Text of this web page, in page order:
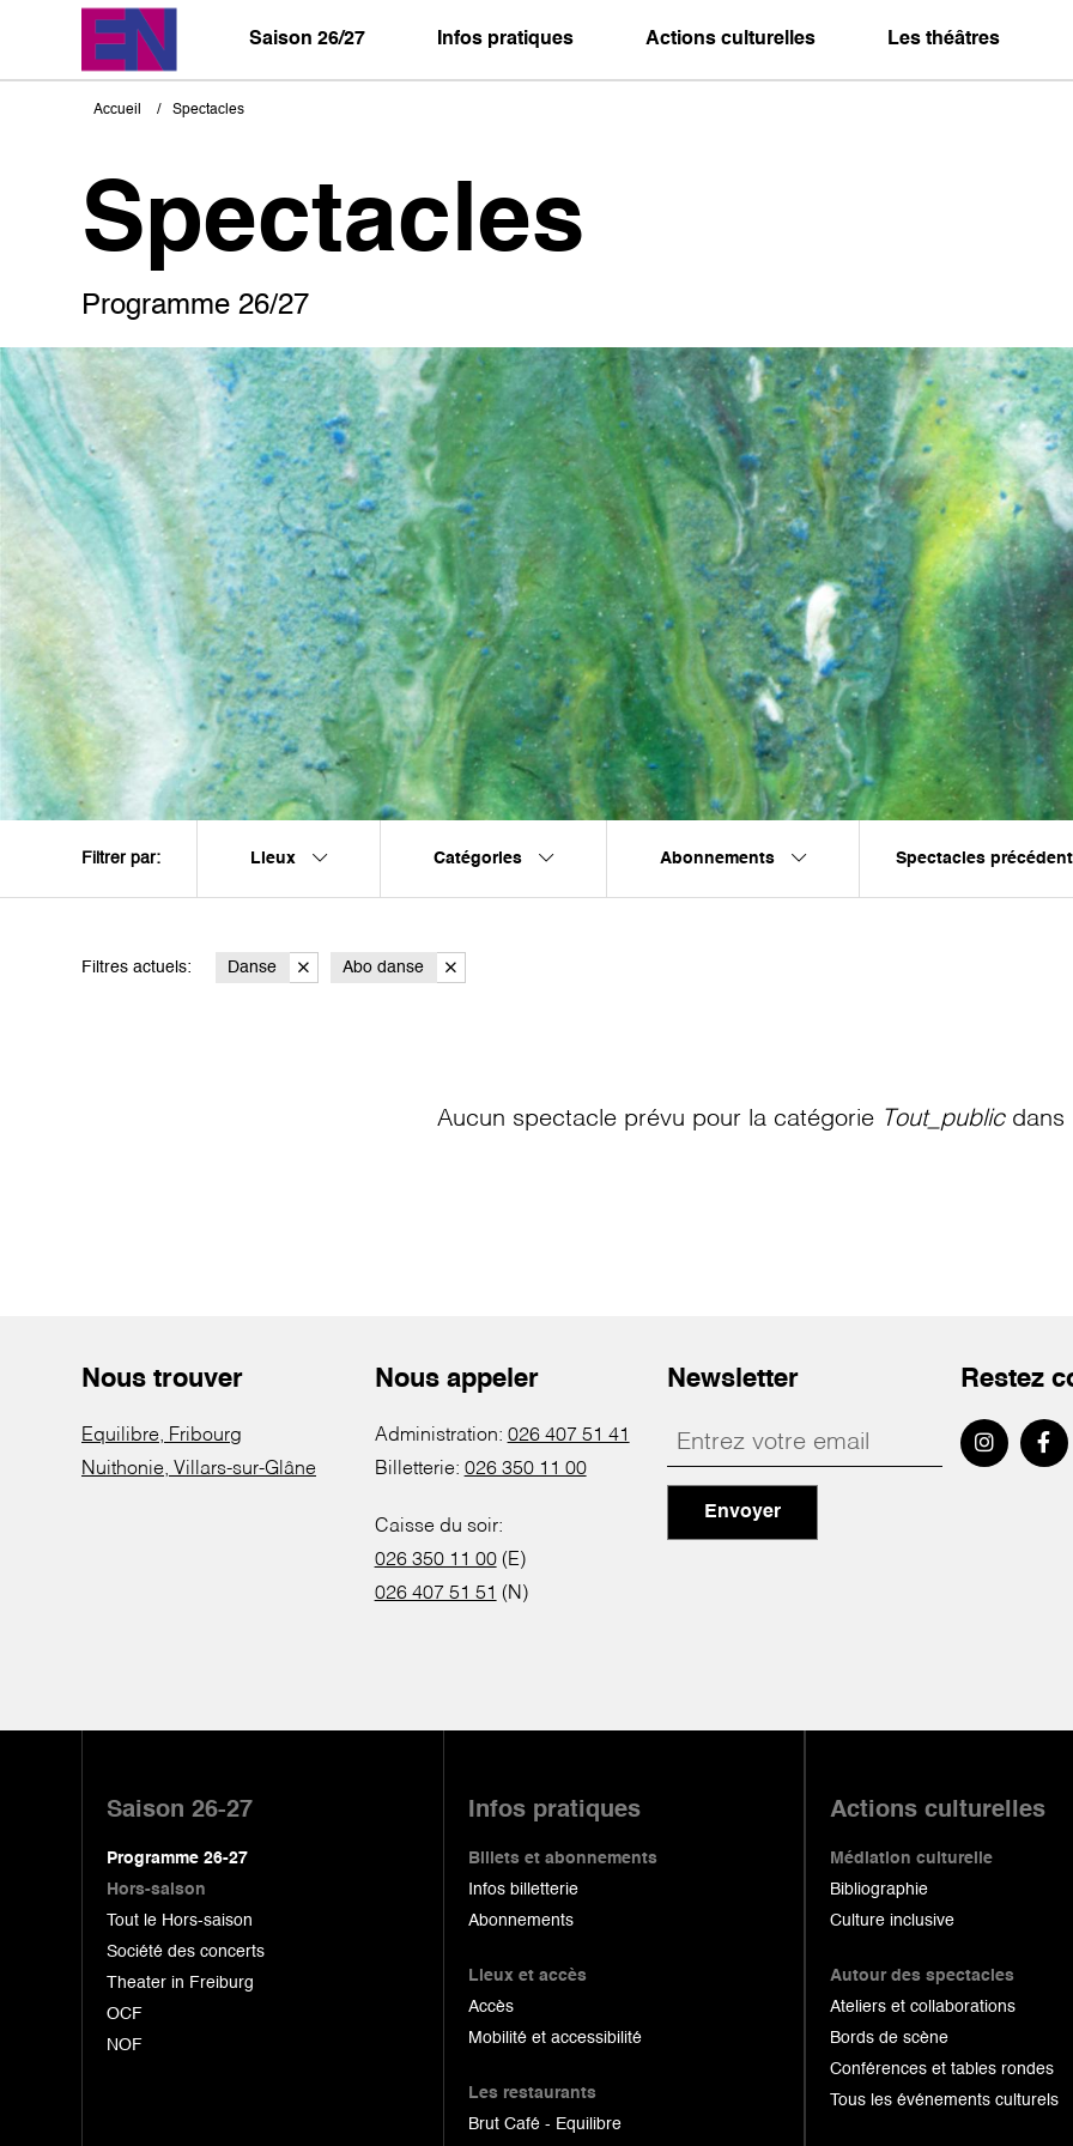
Saison 26/27 Infos pratiques Actions culturelles Les théâtres
Fil
Accueil Spectacles
Spectacles
Programme 26/27
Filtrer par: Lieux Catégories Abonnements Spectacles
Filtres actuels: Danse Abo danse
Aucun spectacle prévu pour la catégorie Tout_publicdans
Nous trouver
Equilibre, Fribourg
Nuithonie, Villars-sur-Glâne
Nous appeler
Administration: 026 407 51 41
Billetterie: 026 350 11 00
Caisse du soir:
026 350 11 00(E)
026 407 51 51 (N)
Newsletter
Envoyer
Restez
Saison 26-27
Programme 26-27
Hors-saison
Tout le Hors-saison
Société des concerts
Theater in Freiburg
OCF
NOF
Infos pratiques
Billets et abonnements
Infos billetterie
Abonnements
Lieux et accès
Accès
Mobilité et accessibilité
Les restaurants
Brut Café - Equilibre
Actions culturelles
Médiation culturelle
Bibliographie
Culture inclusive
Autour des spectacles
Ateliers et collaborations
Bords de scène
Conférences et tables rondes
Tous les événements culturels